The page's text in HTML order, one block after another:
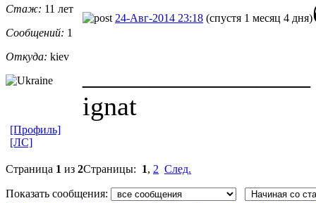
Стаж: 11 лет
Сообщений: 1
Откуда: kiev
24-Авг-2014 23:18 (спустя 1 месяц 4 дня)
ignat
[Профиль]
[ЛС]
Страница 1 из 2Страницы: 1, 2 След.
Показать сообщения: